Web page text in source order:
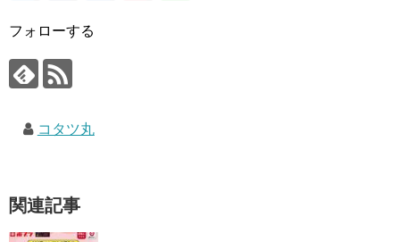
フォローする
コタツ丸
関連記事